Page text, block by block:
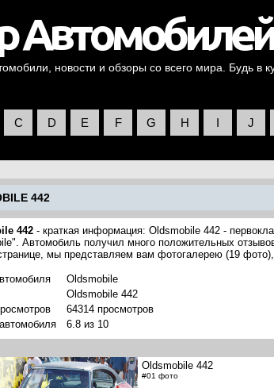
новости и обзоры со всего мира. Будь в
C D E F G H I J
442
442 - краткая информация: Oldsmobile 442 -
Автомобиль получил много положительных
мы представляем вам фотогалерею (19
Oldsmobile
Oldsmobile 442
64314 просмотров
6.8 из 10
Oldsmobile 442
#01 фото